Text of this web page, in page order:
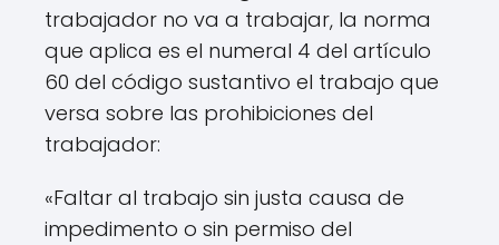
trabajador no va a trabajar, la norma
que aplica es el numeral 4 del artículo
60 del código sustantivo el trabajo que
versa sobre las prohibiciones del
trabajador:
«Faltar al trabajo sin justa causa de
impedimento o sin permiso del